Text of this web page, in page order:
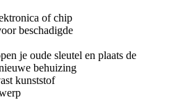
of chip
beschadigde
je oude sleutel en plaats de
behuizing
kunststof